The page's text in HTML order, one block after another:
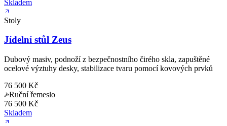
Skladem
Stoly
Jídelní stůl Zeus
Dubový masiv, podnoží z bezpečnostního čirého skla, zapuštěné
ocelové výztuhy desky, stabilizace tvaru pomocí kovových prvků
76 500 Kč
Ruční řemeslo
76 500 Kč
Skladem